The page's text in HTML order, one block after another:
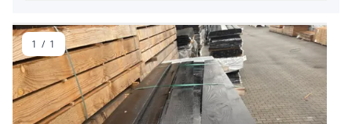
1 / 1